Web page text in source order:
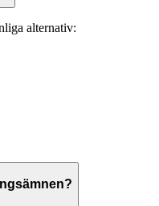
alternativ: